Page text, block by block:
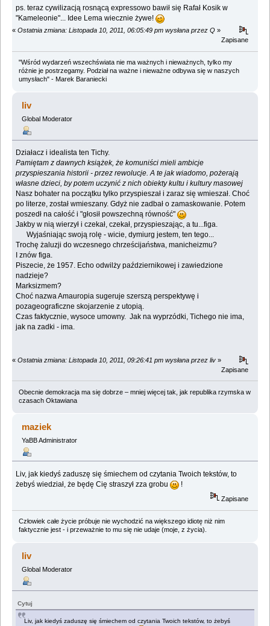
ps. teraz cywilizacją rosnącą expressowo bawił się Rafał Kosik w
"Kameleonie"... Idee Lema wiecznie żywe!
« Ostatnia zmiana: Listopada 10, 2011, 06:05:49 pm wysłana przez Q »
Zapisane
"Wśród wydarzeń wszechświata nie ma ważnych i nieważnych, tylko my
różnie je postrzegamy. Podział na ważne i nieważne odbywa się w naszych
umysłach" - Marek Baraniecki
liv
Global Moderator
Działacz i idealista ten Tichy.
Pamiętam z dawnych książek, że komuniści mieli ambicje
przyspieszania historii - przez rewolucje. A te jak wiadomo, pożerają
własne dzieci, by potem uczynić z nich obiekty kultu i kultury masowej
Nasz bohater na początku tylko przyspieszał i zaraz się wmieszał. Choć
po literze, został wmieszany. Gdyż nie zadbał o zamaskowanie. Potem
poszedł na całość i "głosił powszechną równość"
Jakby w nią wierzył i czekał, czekał, przyspieszając, a tu...figa.
Wyjaśniając swoją rolę - wicie, dymiurg jestem, ten tego...
Trochę żaluzji do wczesnego chrześcijaństwa, manicheizmu?
I znów figa.
Piszecie, że 1957. Echo odwilży październikowej i zawiedzione
nadzieje?
Marksizmem?
Choć nazwa Amauropia sugeruje szerszą perspektywę i
pozageograficzne skojarzenie z utopią.
Czas faktycznie, wysoce umowny. Jak na wyprzódki, Tichego nie ima,
jak na zadki - ima.
« Ostatnia zmiana: Listopada 10, 2011, 09:26:41 pm wysłana przez liv »
Zapisane
Obecnie demokracja ma się dobrze – mniej więcej tak, jak republika rzymska w
czasach Oktawiana
maziek
YaBB Administrator
Liv, jak kiedyś zaduszę się śmiechem od czytania Twoich tekstów, to
żebyś wiedział, że będę Cię straszył zza grobu
!
Zapisane
Człowiek całe życie próbuje nie wychodzić na większego idiotę niż nim
faktycznie jest - i przeważnie to mu się nie udaje (moje, z życia).
liv
Global Moderator
Cytuj
Liv, jak kiedyś zaduszę się śmiechem od czytania Twoich tekstów, to żebyś